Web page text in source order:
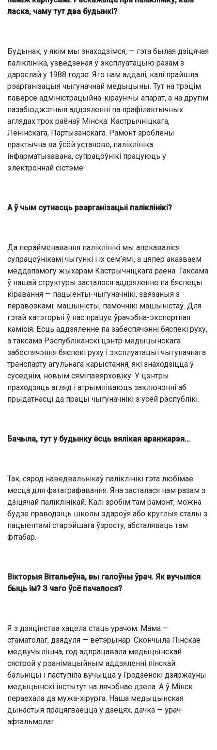
ласка, чаму тут два будынкі?
Будынак, у якім мы знаходзімся, — гэта былая дзіцячая
паліклініка, узведзеная ў эксплуатацыю разам з
дарослай у 1988 годзе. Яго нам аддалі, калі прайшла
рэарганізацыя чыгуначнай медыцыны. Тут на трэцім
паверсе адміністрацыйна-кіраўнічы апарат, а на другім
пазабюджэтныя аддзяленні па прафілактычных
аглядах трох раёнаў Мінска: Кастрычніцкага,
Ленінскага, Партызанскага. Рамонт зроблены
практычна ва ўсёй установе, паліклініка
інфарматызавана, супрацоўнікі працуюць у
электроннай сістэме.
А ў чым сутнасць рэарганізацыі паліклінікі?
Да перайменавання паліклінікі мы апекаваліся
супрацоўнікамі чыгункі і іх сем’ямі, а цяпер аказваем
меддапамогу жыхарам Кастрычніцкага раёна. Таксама
ў нашай структуры засталося аддзяленне па бяспецы
кіравання — пацыенты-чыгуначнікі, звязаныя з
перавозкамі: машыністы, памочнікі машыністаў. Для
гэтай катэгорыі ў нас працуе ўрачэбна-экспертная
камісія. Ёсць аддзяленне па забеспячэнні бяспекі руху,
а таксама Рэспубліканскі цэнтр медыцынскага
забеспячэння бяспекі руху і эксплуатацыі чыгуначнага
транспарту агульнага карыстання, які знаходзіцца ў
суседнім, новым сяміпавярховіку. У цэнтры
праходзяць агляд і атрымліваюць заключэнні аб
прыдатнасці да працы чыгуначнікі з усёй рэспублікі.
Бачыла, тут у будынку ёсць вялікая аранжарэя…
Так, сярод наведвальнікаў паліклінікі гэта любімае
месца для фатаграфавання. Яна засталася нам разам з
дзіцячай паліклінікай. Калі зробім там рамонт, можна
будзе праводзіць школы здароўя або круглыя сталы з
пацыентамі старэйшага ўзросту, абсталяваць там
фітабар.
Вікторыя Вітальеўна, вы галоўны ўрач. Як вучыліся
быць ім? З чаго ўсё пачалося?
Я з дзяцінства хацела стаць урачом. Мама —
стаматолаг, дзядуля — ветэрынар. Скончыла Пінскае
медвучылішча, год адпрацавала медыцынскай
сястрой у рэанімацыйным аддзяленні пінскай
бальніцы і паступіла вучыцца ў Гродзенскі дзяржаўны
медыцынскі інстытут на лячэбнае дзела. А ў Мінск
пераехала да мужа-хірурга. Наша медыцынская
дынастыя працягваецца ў дзецях, дачка — ўрач-
афтальмолаг.